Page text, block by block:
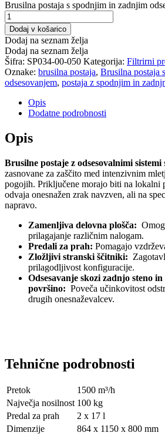
Brusilna postaja s spodnjim in zadnjim
Dodaj v košarico
Dodaj na seznam želja
Dodaj na seznam želja
Šifra: SP034-00-050 Kategorija: Filtrirni
Oznake: brusilna postaja, Brusilna postaja
odsesovanjem, postaja z spodnjim in
Opis
Dodatne podrobnosti
Opis
Brusilne postaje z odsesovalnimi sistemi
zasnovane za zaščito med intenzivnim
pogojih. Priključene morajo biti na lokalni
odvaja onesnažen zrak navzven, ali na
napravo.
Zamenljiva delovna plošča:
prilagajanje različnim nalogam.
Predali za prah: Pomagajo
Zložljivi stranski ščitniki:
prilagodljivost konfiguracije.
Odsesavanje skozi zadnjo steno
površino: Poveča učinkovitost
drugih onesnaževalcev.
Tehnične podrobnosti
Pretok
1500 m³/h
Največja nosilnost 100 kg
Predal za prah
2 x 17 l
Dimenzije
864 x 1150 x 800 mm